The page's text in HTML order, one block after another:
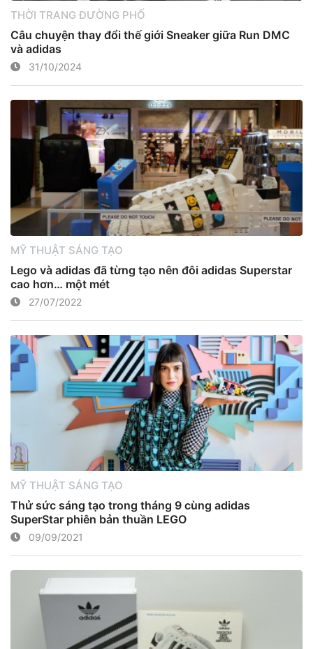
THỜI TRANG ĐƯỜNG PHỐ
Câu chuyện thay đổi thế giới Sneaker giữa Run DMC
và adidas
31/10/2024
MỸ THUẬT SÁNG TẠO
Lego và adidas đã từng tạo nên đôi adidas Superstar
cao hơn… một mét
27/07/2022
MỸ THUẬT SÁNG TẠO
Thử sức sáng tạo trong tháng 9 cùng adidas
SuperStar phiên bản thuần LEGO
09/09/2021